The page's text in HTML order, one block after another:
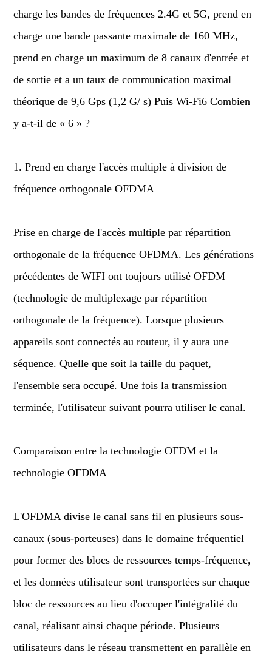
charge les bandes de fréquences 2.4G et 5G, prend en
charge une bande passante maximale de 160 MHz,
prend en charge un maximum de 8 canaux d'entrée et
de sortie et a un taux de communication maximal
théorique de 9,6 Gps (1,2 G/ s) Puis Wi-Fi6 Combien
y a-t-il de « 6 » ?
1. Prend en charge l'accès multiple à division de
fréquence orthogonale OFDMA
Prise en charge de l'accès multiple par répartition
orthogonale de la fréquence OFDMA. Les générations
précédentes de WIFI ont toujours utilisé OFDM
(technologie de multiplexage par répartition
orthogonale de la fréquence). Lorsque plusieurs
appareils sont connectés au routeur, il y aura une
séquence. Quelle que soit la taille du paquet,
l'ensemble sera occupé. Une fois la transmission
terminée, l'utilisateur suivant pourra utiliser le canal.
Comparaison entre la technologie OFDM et la
technologie OFDMA
L'OFDMA divise le canal sans fil en plusieurs sous-
canaux (sous-porteuses) dans le domaine fréquentiel
pour former des blocs de ressources temps-fréquence,
et les données utilisateur sont transportées sur chaque
bloc de ressources au lieu d'occuper l'intégralité du
canal, réalisant ainsi chaque période. Plusieurs
utilisateurs dans le réseau transmettent en parallèle en